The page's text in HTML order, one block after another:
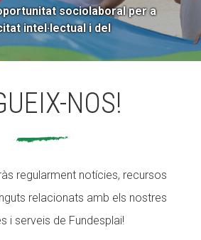
sociolaboral per a
intel·lectual i del
NOS!
regularment notícies, recursos
relacionats amb els nostres
i serveis de Fundesplai!